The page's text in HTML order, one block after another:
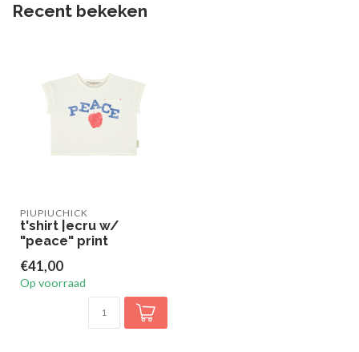
Recent bekeken
PIUPIUCHICK
t'shirt |ecru w/
"peace" print
€41,00
Op voorraad